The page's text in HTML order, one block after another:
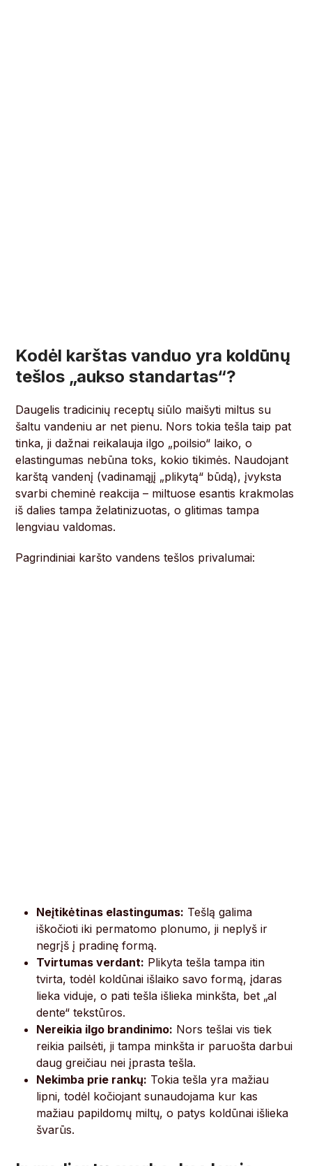
Kodėl karštas vanduo yra koldūnų
tešlos „aukso standartas“?
Daugelis tradicinių receptų siūlo maišyti miltus su
šaltu vandeniu ar net pienu. Nors tokia tešla taip pat
tinka, ji dažnai reikalauja ilgo „poilsio“ laiko, o
elastingumas nebūna toks, kokio tikimės. Naudojant
karštą vandenį (vadinamąjį „plikytą“ būdą), įvyksta
svarbi cheminė reakcija – miltuose esantis krakmolas
iš dalies tampa želatinizuotas, o glitimas tampa
lengviau valdomas.
Pagrindiniai karšto vandens tešlos privalumai:
Neįtikėtinas elastingumas: Tešlą galima
iškočioti iki permatomo plonumo, ji neplyš ir
negrįš į pradinę formą.
Tvirtumas verdant: Plikyta tešla tampa itin
tvirta, todėl koldūnai išlaiko savo formą, įdaras
lieka viduje, o pati tešla išlieka minkšta, bet „al
dente“ tekstūros.
Nereikia ilgo brandinimo: Nors tešlai vis tiek
reikia pailsėti, ji tampa minkšta ir paruošta darbui
daug greičiau nei įprasta tešla.
Nekimba prie rankų: Tokia tešla yra mažiau
lipni, todėl kočiojant sunaudojama kur kas
mažiau papildomų miltų, o patys koldūnai išlieka
švarūs.